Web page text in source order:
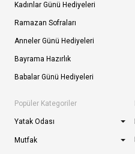
Kadınlar Günü Hediyeleri
Ramazan Sofraları
Anneler Günü Hediyeleri
Bayrama Hazırlık
Babalar Günü Hediyeleri
Popüler Kategoriler
Yatak Odası
Mutfak